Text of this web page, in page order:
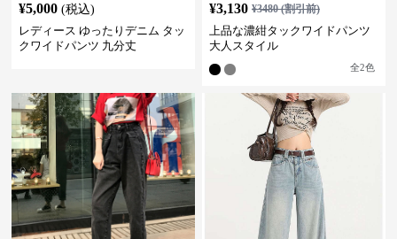
¥5,000 (税込)
レディース ゆったりデニム タッ
クワイドパンツ 九分丈
¥3,130 ¥3480(割引前)
上品な濃紺タックワイドパンツ
大人スタイル
全2色